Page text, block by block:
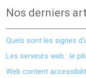
Nos derniers
Quels sont les signes
Les serveurs web : le
Web content